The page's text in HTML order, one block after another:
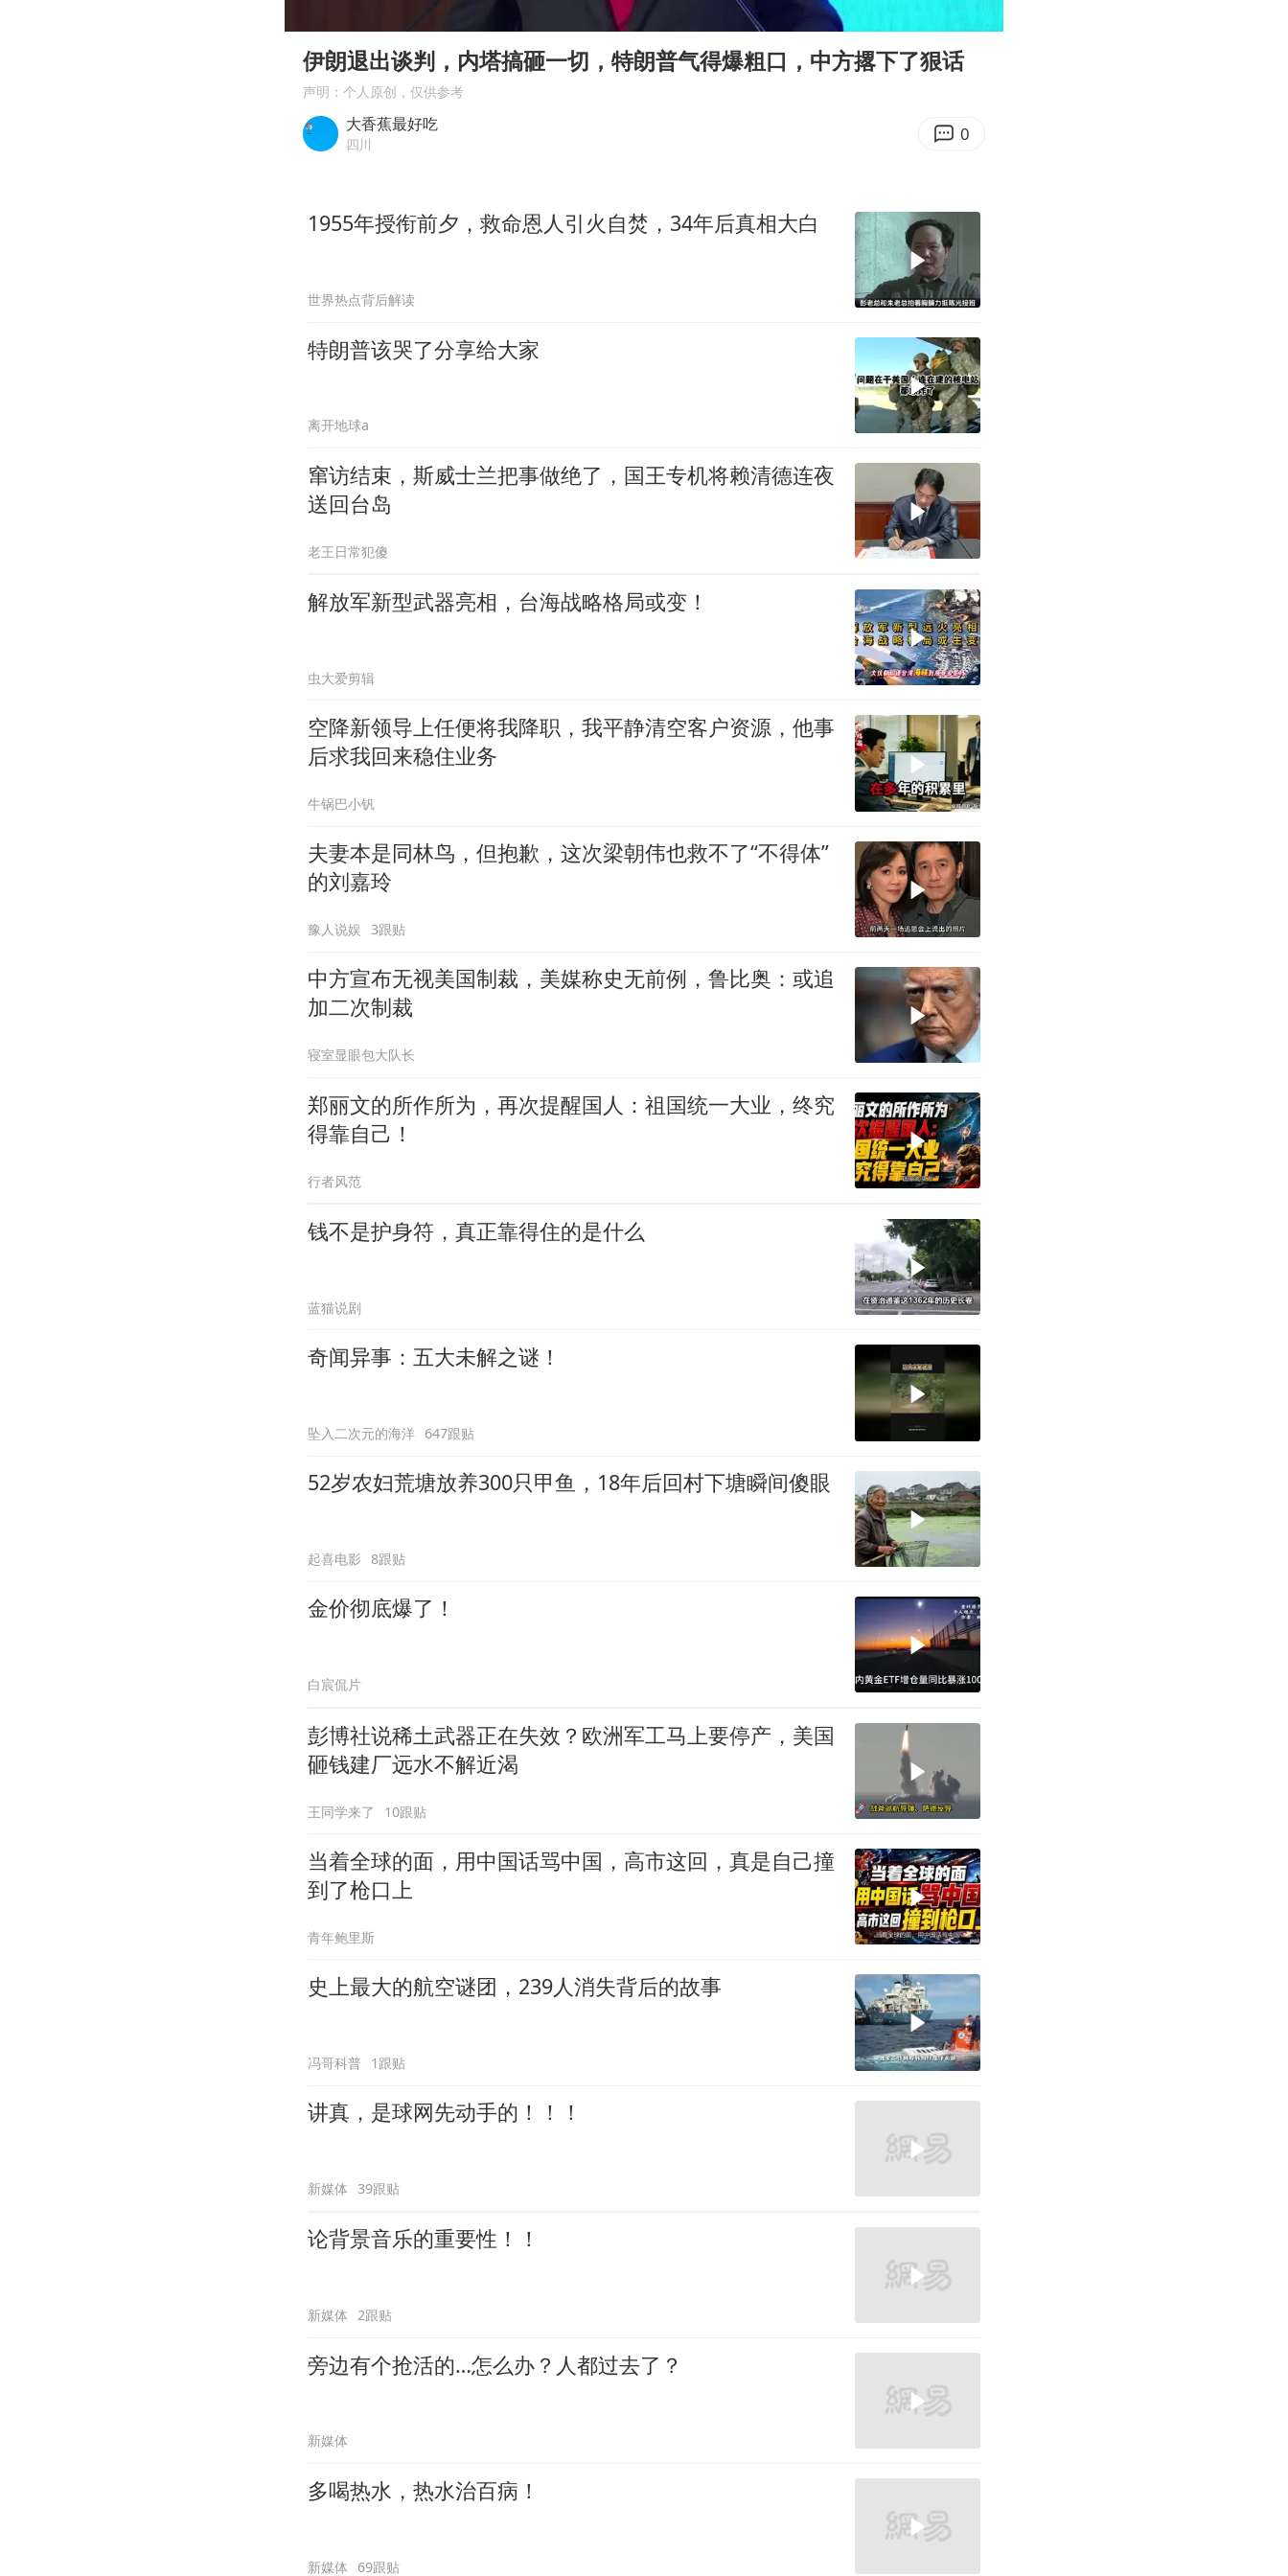
四川宜宾市高县发生4.9级地震
“中国蔬菜之乡”最高温达41.8℃
如何把百年大党建设得更加坚强有力？
伊朗退出谈判，内塔搞砸一切，特朗普气得爆粗口，中方撂下了狠话
声明：个人原创，仅供参考
大香蕉最好吃
四川 0
1955年授衔前夕，救命恩人引火自焚，34年后真相大白
世界热点背后解读
特朗普该哭了分享给大家
离开地球a
窜访结束，斯威士兰把事做绝了，国王专机将赖清德连夜
送回台岛
老王日常犯傻
解放军新型武器亮相，台海战略格局或变！
虫大爱剪辑
空降新领导上任便将我降职，我平静清空客户资源，他事
后求我回来稳住业务
牛锅巴小钒
夫妻本是同林鸟，但抱歉，这次梁朝伟也救不了“不得体”
的刘嘉玲
豫人说娱 3跟贴
中方宣布无视美国制裁，美媒称史无前例，鲁比奥：或追
加二次制裁
寝室显眼包大队长
郑丽文的所作所为，再次提醒国人：祖国统一大业，终究
得靠自己！
行者风范
钱不是护身符，真正靠得住的是什么
蓝猫说剧
奇闻异事：五大未解之谜！
坠入二次元的海洋 647跟贴
52岁农妇荒塘放养300只甲鱼，18年后回村下塘瞬间傻眼
起喜电影 8跟贴
金价彻底爆了！
白宸侃片
彭博社说稀土武器正在失效？欧洲军工马上要停产，美国
砸钱建厂远水不解近渴
王同学来了 10跟贴
当着全球的面，用中国话骂中国，高市这回，真是自己撞
到了枪口上
青年鲍里斯
史上最大的航空谜团，239人消失背后的故事
冯哥科普 1跟贴
讲真，是球网先动手的！！！
新媒体 39跟贴
论背景音乐的重要性！！
新媒体 2跟贴
旁边有个抢活的…怎么办？人都过去了？
新媒体
多喝热水，热水治百病！
新媒体 69跟贴